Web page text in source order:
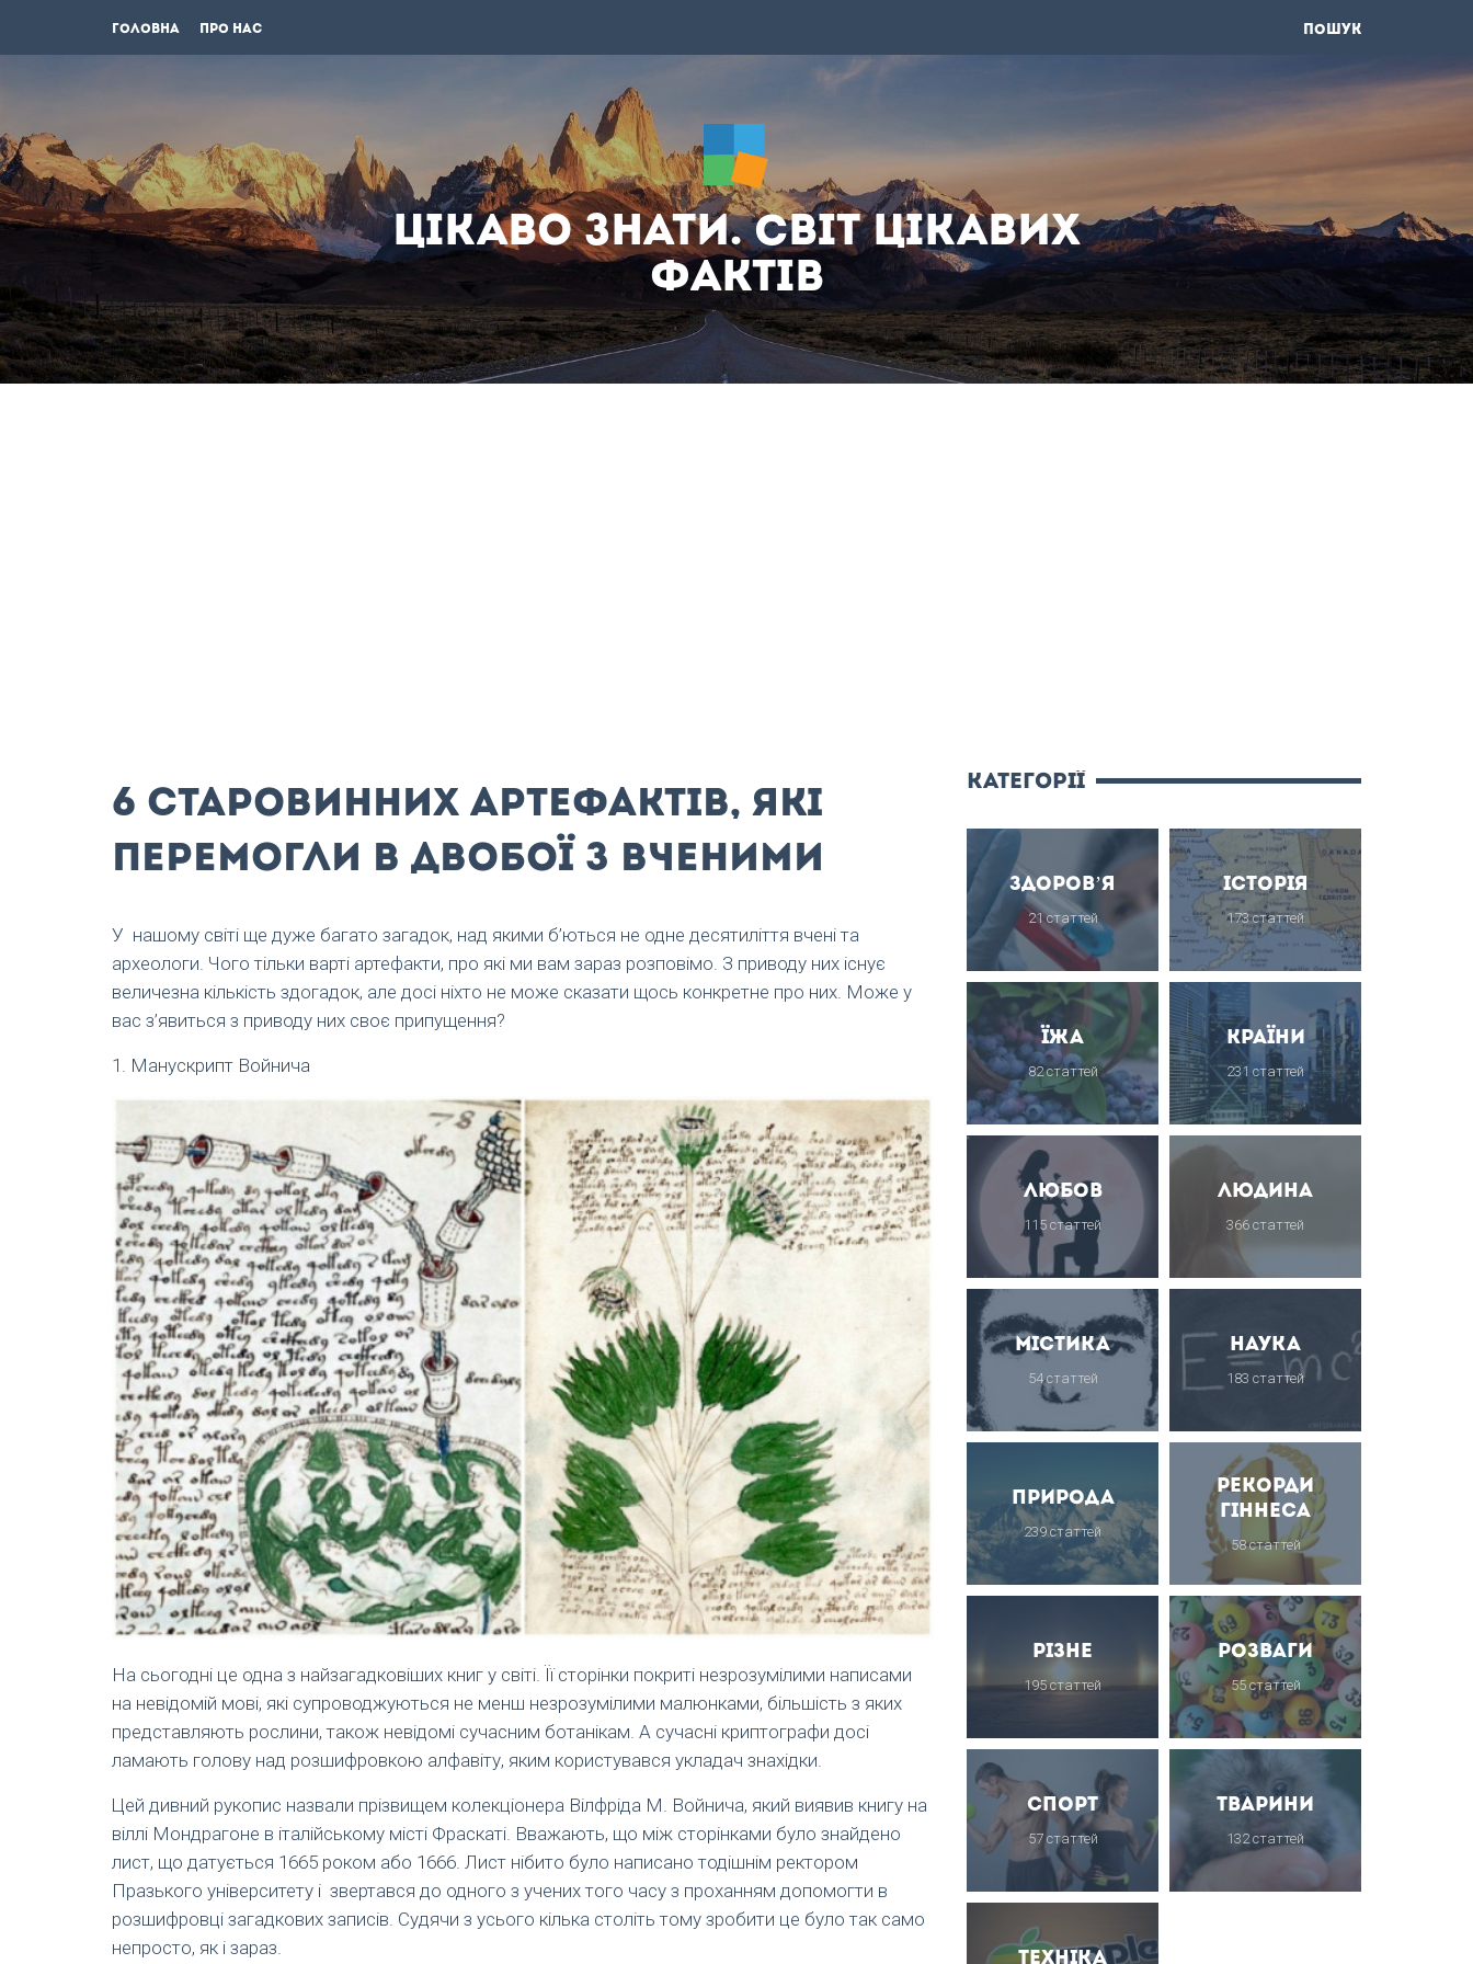
Головна Про нас ПОШУК
Цікаво знати. Світ цікавих
фактів
6 старовинних артефактів, які
перемогли в двобої з вченими
У нашому світі ще дуже багато загадок, над якими б’ються не одне десятиліття вчені та
археологи. Чого тільки варті артефакти, про які ми вам зараз розповімо. З приводу них існує
величезна кількість здогадок, але досі ніхто не може сказати щось конкретне про них. Може у
вас з’явиться з приводу них своє припущення?
1. Манускрипт Войнича
На сьогодні це одна з найзагадковіших книг у світі. Її сторінки покриті незрозумілими написами
на невідомій мові, які супроводжуються не менш незрозумілими малюнками, більшість з яких
представляють рослини, також невідомі сучасним ботанікам. А сучасні криптографи досі
ламають голову над розшифровкою алфавіту, яким користувався укладач знахідки.
Цей дивний рукопис назвали прізвищем колекціонера Вілфріда М. Войнича, який виявив книгу на
віллі Мондрагоне в італійському місті Фраскаті. Вважають, що між сторінками було знайдено
лист, що датується 1665 роком або 1666. Лист нібито було написано тодішнім ректором
Празького університету і звертався до одного з учених того часу з проханням допомогти в
розшифровці загадкових записів. Судячи з усього кілька століть тому зробити це було так само
непросто, як і зараз.
категорії
Здоров’я
21 статтей
Історія
173 статтей
Їжа
82 статтей
Країни
231 статтей
Любов
115 статтей
Людина
366 статтей
Містика
54 статтей
Наука
183 статтей
Природа
239 статтей
Рекорди
Гіннеса
58 статтей
Різне
195 статтей
Розваги
55 статтей
Спорт
57 статтей
Тварини
132 статтей
Техніка